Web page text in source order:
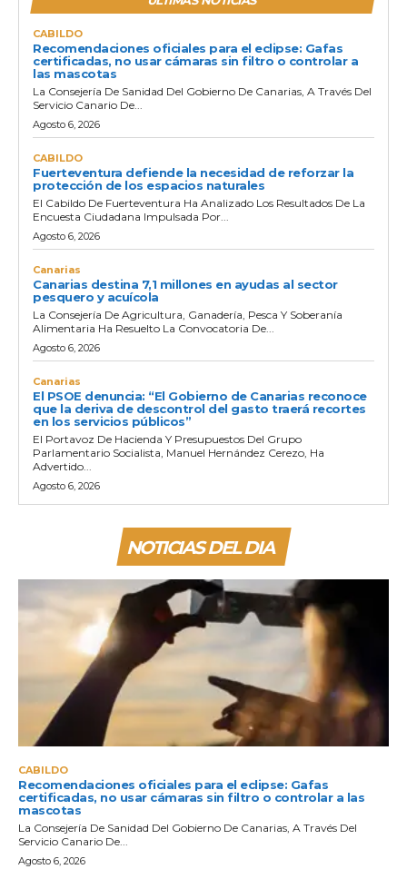
CABILDO
Recomendaciones oficiales para el eclipse: Gafas
certificadas, no usar cámaras sin filtro o controlar a
las mascotas
La Consejería De Sanidad Del Gobierno De Canarias, A Través Del
Servicio Canario De...
Agosto 6, 2026
CABILDO
Fuerteventura defiende la necesidad de reforzar la
protección de los espacios naturales
El Cabildo De Fuerteventura Ha Analizado Los Resultados De La
Encuesta Ciudadana Impulsada Por...
Agosto 6, 2026
Canarias
Canarias destina 7,1 millones en ayudas al sector
pesquero y acuícola
La Consejería De Agricultura, Ganadería, Pesca Y Soberanía
Alimentaria Ha Resuelto La Convocatoria De...
Agosto 6, 2026
Canarias
El PSOE denuncia: “El Gobierno de Canarias reconoce
que la deriva de descontrol del gasto traerá recortes
en los servicios públicos”
El Portavoz De Hacienda Y Presupuestos Del Grupo
Parlamentario Socialista, Manuel Hernández Cerezo, Ha
Advertido...
Agosto 6, 2026
NOTICIAS DEL DIA
CABILDO
Recomendaciones oficiales para el eclipse: Gafas
certificadas, no usar cámaras sin filtro o controlar a las
mascotas
La Consejería De Sanidad Del Gobierno De Canarias, A Través Del
Servicio Canario De...
Agosto 6, 2026